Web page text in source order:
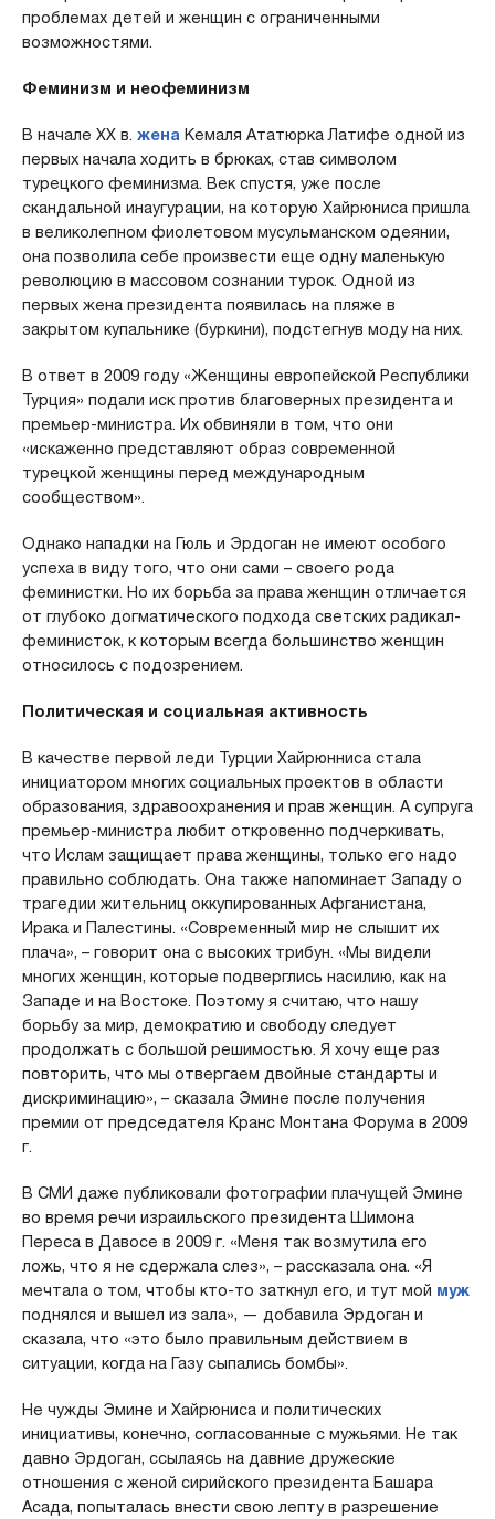
проблемах детей и женщин с ограниченными
возможностями.
Феминизм и неофеминизм
В начале XX в. женаКемаля Ататюрка Латифе одной из
первых начала ходить в брюках, став символом
турецкого феминизма. Век спустя, уже после
скандальной инаугурации, на которую Хайрюниса пришла
в великолепном фиолетовом мусульманском одеянии,
она позволила себе произвести еще одну маленькую
революцию в массовом сознании турок. Одной из
первых жена президента появилась на пляже в
закрытом купальнике (буркини), подстегнув моду на них.
В ответ в 2009 году «Женщины европейской Республики
Турция» подали иск против благоверных президента и
премьер-министра. Их обвиняли в том, что они
«искаженно представляют образ современной
турецкой женщины перед международным
сообществом».
Однако нападки на Гюль и Эрдоган не имеют особого
успеха в виду того, что они сами – своего рода
феминистки. Но их борьба за права женщин отличается
от глубоко догматического подхода светских радикал-
феминисток, к которым всегда большинство женщин
относилось с подозрением.
Политическая и социальная активность
В качестве первой леди Турции Хайрюнниса стала
инициатором многих социальных проектов в области
образования, здравоохранения и прав женщин. А супруга
премьер-министра любит откровенно подчеркивать,
что Ислам защищает права женщины, только его надо
правильно соблюдать. Она также напоминает Западу о
трагедии жительниц оккупированных Афганистана,
Ирака и Палестины. «Современный мир не слышит их
плача», – говорит она с высоких трибун. «Мы видели
многих женщин, которые подверглись насилию, как на
Западе и на Востоке. Поэтому я считаю, что нашу
борьбу за мир, демократию и свободу следует
продолжать с большой решимостью. Я хочу еще раз
повторить, что мы отвергаем двойные стандарты и
дискриминацию», – сказала Эмине после получения
премии от председателя Кранс Монтана Форума в 2009
г.
В СМИ даже публиковали фотографии плачущей Эмине
во время речи израильского президента Шимона
Переса в Давосе в 2009 г. «Меня так возмутила его
ложь, что я не сдержала слез», – рассказала она. «Я
мечтала о том, чтобы кто-то заткнул его, и тут мой муж
поднялся и вышел из зала», — добавила Эрдоган и
сказала, что «это было правильным действием в
ситуации, когда на Газу сыпались бомбы».
Не чужды Эмине и Хайрюниса и политических
инициативы, конечно, согласованные с мужьями. Не так
давно Эрдоган, ссылаясь на давние дружеские
отношения с женой сирийского президента Башара
Асада, попыталась внести свою лепту в разрешение